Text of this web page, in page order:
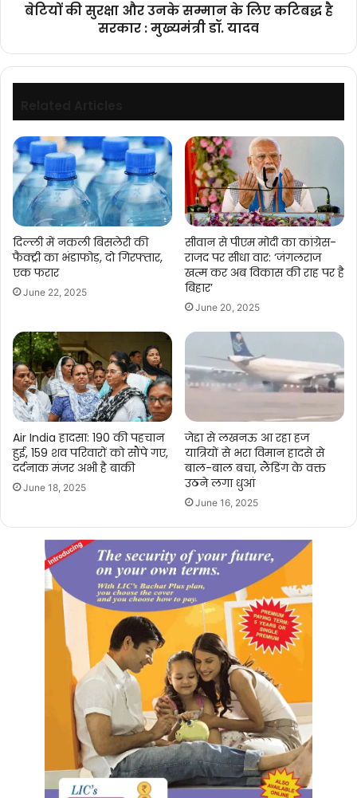
सरकार
डॉ.
यादव
बेटियों की सुरक्षा और उनके सम्मान के लिए कटिबद्ध है
सरकार : मुख्यमंत्री डॉ. यादव
दिल्ली में नकली बिसलेरी की
फैक्ट्री का भंडाफोड़, दो गिरफ्तार,
एक फरार
June 22, 2025
सीवान से पीएम मोदी का कांग्रेस-
राजद पर सीधा वार: ‘जंगलराज
खत्म कर अब विकास की राह पर है
बिहार’
June 20, 2025
Air India हादसा: 190 की पहचान
हुई, 159 शव परिवारों को सौंपे गए,
दर्दनाक मंजर अभी है बाकी
June 18, 2025
जेद्दा से लखनऊ आ रहा हज
यात्रियों से भरा विमान हादसे से
बाल-बाल बचा, लैंडिंग के वक्त
उठने लगा धुआं
June 16, 2025